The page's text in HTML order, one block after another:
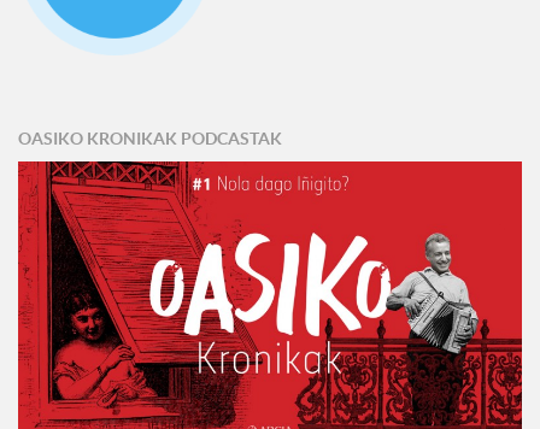
OASIKO KRONIKAK PODCASTAK